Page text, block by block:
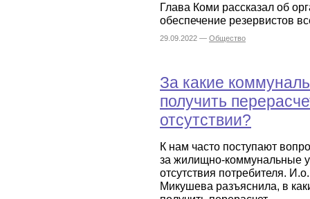
Глава Коми рассказал об
обеспечение резервистов
29.09.2022 — Общество
За какие
получить
отсутствии?
К нам часто поступают
за жилищно-коммунальные
отсутствия потребителя.
Микушева разъяснила, в